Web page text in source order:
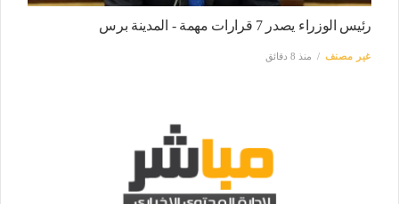
رئيس الوزراء يصدر 7 قرارات مهمة - المدينة برس
غير مصنف منذ 8 دقائق